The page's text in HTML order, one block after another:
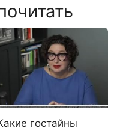
гостайны